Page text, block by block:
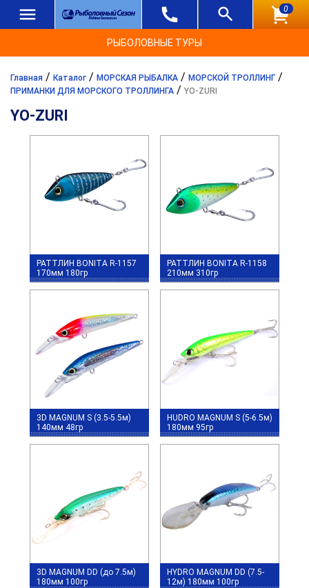
0
РЫБОЛОВНЫЕ ТУРЫ
Главная / Каталог / МОРСКАЯ РЫБАЛКА / МОРСКОЙ ТРОЛЛИНГ /
ПРИМАНКИ ДЛЯ МОРСКОГО ТРОЛЛИНГА / YO-ZURI
YO-ZURI
РАТТЛИН BONITA R-1157
170мм 180гр
РАТТЛИН BONITA R-1158
210мм 310гр
3D MAGNUM S (3.5-5.5м)
140мм 48гр
HUDRO MAGNUM S (5-6.5м)
180мм 95гр
3D MAGNUM DD (до 7.5м)
180мм 100гр
HYDRO MAGNUM DD (7.5-
12м) 180мм 100гр